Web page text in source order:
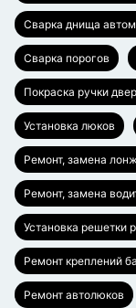
Сварка днища
Сварка порогов
Покраска ручки
Установка люков
Ремонт, замена
Ремонт, замена
Установка решетки
Ремонт креплений
Ремонт автолюков